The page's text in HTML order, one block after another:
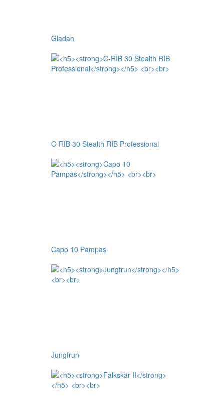
Gladan
C-RIB 30 Stealth RIB Professional
Capo 10 Pampas
Jungfrun